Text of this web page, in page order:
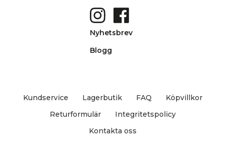
Nyhetsbrev
Blogg
Kundservice Lagerbutik FAQ
Köpvillkor
Returformulär
Integritetspolicy
Kontakta oss